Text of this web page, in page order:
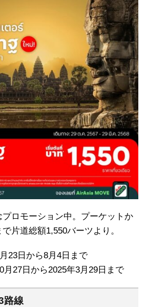
ロモーション中。プーケットか
片道総額1,550バーツより。
23日から8月4日まで
月27日から2025年3月29日まで
路線